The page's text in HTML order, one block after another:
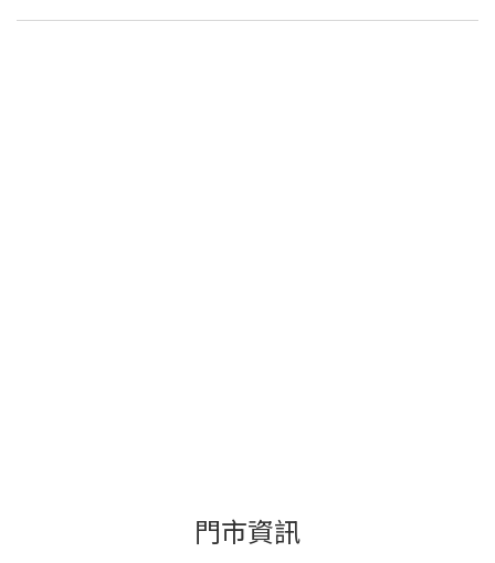
門市資訊